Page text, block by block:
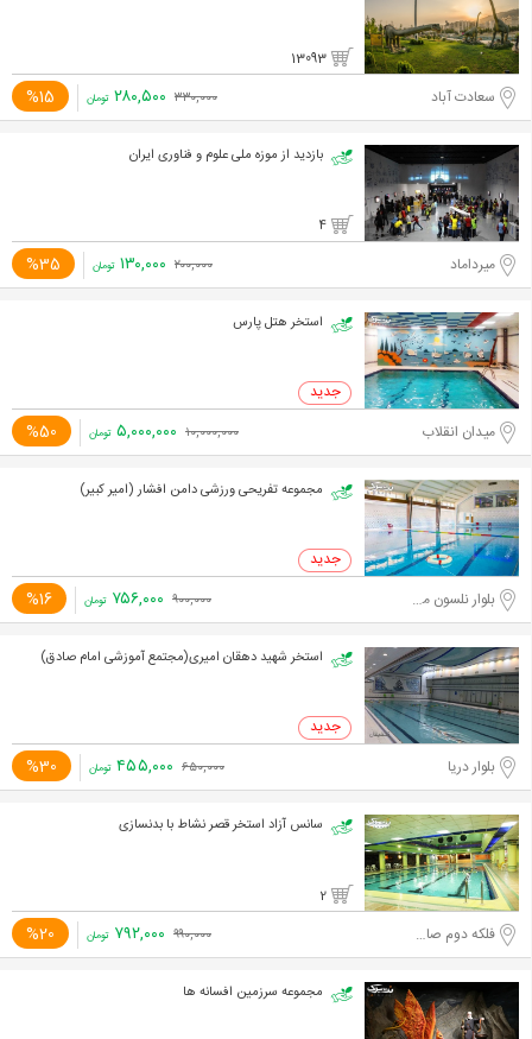
13093
سعادت آباد %15 ۳۳۰,۰۰۰ ۲۸۰,۵۰۰ تومان
بازدید از موزه ملی علوم و فناوری ایران
4
میرداماد %35 ۲۰۰,۰۰۰ ۱۳۰,۰۰۰ تومان
استخر هتل پارس
میدان انقلاب %50 ۱۰,۰۰۰,۰۰۰ ۵,۰۰۰,۰۰۰ تومان
مجموعه تفریحی ورزشی دامن افشار (امیر کبیر)
بلوار نلسون ماندلا، میرداماد %16 ۹۰۰,۰۰۰ ۷۵۶,۰۰۰ تومان
استخر شهید دهقان امیری(مجتمع آموزشی امام صادق)
بلوار دریا %30 ۶۵۰,۰۰۰ ۴۵۵,۰۰۰ تومان
سانس آزاد استخر قصر نشاط با بدنسازی
2
فلکه دوم صادقیه %20 ۹۹۰,۰۰۰ ۷۹۲,۰۰۰ تومان
مجموعه سرزمین افسانه ها